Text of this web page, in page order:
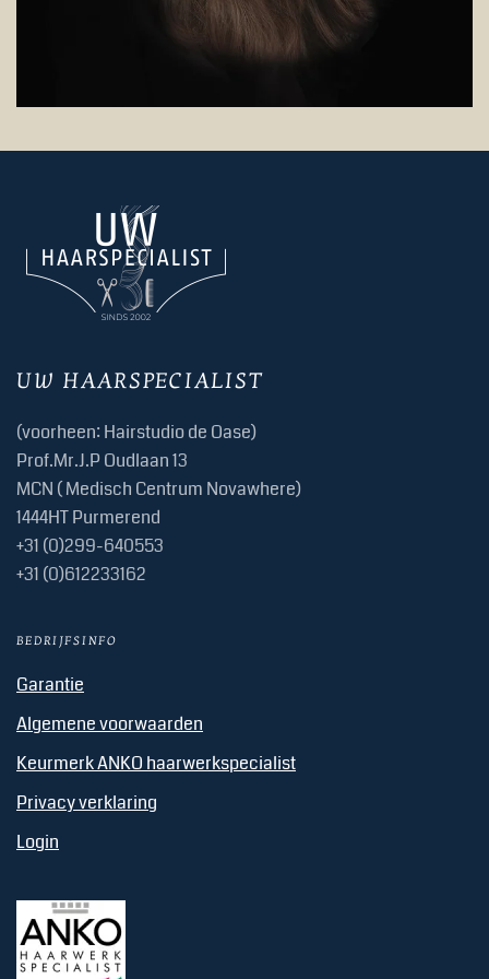
UW HAARSPECIALIST
(voorheen: Hairstudio de Oase)
Prof.Mr.J.P Oudlaan 13
MCN ( Medisch Centrum Novawhere)
1444HT Purmerend
+31 (0)299-640553
+31 (0)612233162
BEDRIJFSINFO
Garantie
Algemene voorwaarden
Keurmerk ANKO haarwerkspecialist
Privacy verklaring
Login